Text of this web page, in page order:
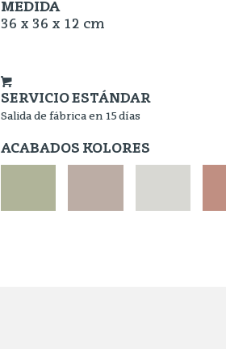
MEDIDA
36 x 36 x 12 cm
SERVICIO ESTÁNDAR
Salida de fábrica en 15 días
ACABADOS KOLORES